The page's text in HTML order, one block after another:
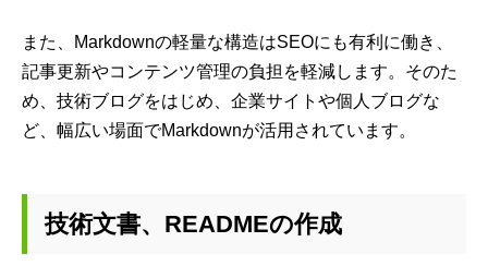
また、Markdownの軽量な構造はSEOにも有利に働き、
記事更新やコンテンツ管理の負担を軽減します。そのた
め、技術ブログをはじめ、企業サイトや個人ブログな
ど、幅広い場面でMarkdownが活用されています。
技術文書、READMEの作成